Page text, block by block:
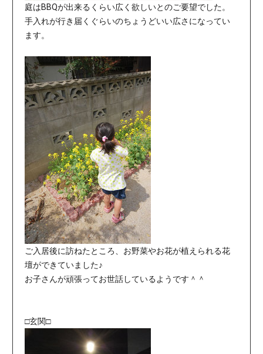
庭はBBQが出来るくらい広く欲しいとのご要望でした。
手入れが行き届くぐらいのちょうどいい広さになってい
ます。
ご入居後に訪ねたところ、お野菜やお花が植えられる花
壇ができていました♪
お子さんが頑張ってお世話しているようです＾＾
□玄関□